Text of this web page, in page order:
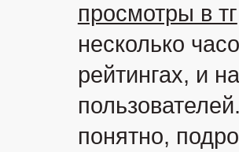
просмотры в тг
несколько
рейтингах, и
понятно,